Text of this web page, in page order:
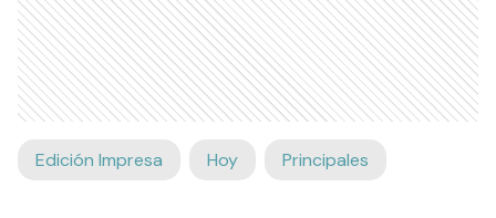
Edición Impresa Hoy Principales